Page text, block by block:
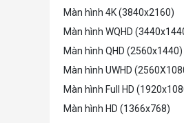
Màn hình 4K (3840x2160)
Màn hình WQHD
Màn hình QHD (2560x1440)
Màn hình UWHD
Màn hình Full HD
Màn hình HD (1366x768)